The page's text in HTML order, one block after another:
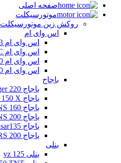
صفحه اصلی
موتورسیکلت
روکش زین موتورسیکلت
اس وای ام
اس وای ام Fiddle 3
اس وای ام Fiddle C
اس وای ام Galaxy CL 150
اس وای ام Galaxy NA 180
باجاج
باجاج Avenger 220
باجاج Boxer 150 X
باجاج NS 160
باجاج Pulsar NS 200
باجاج Pulsar135
باجاج RS 200
بنلی
بنلی 125 vz